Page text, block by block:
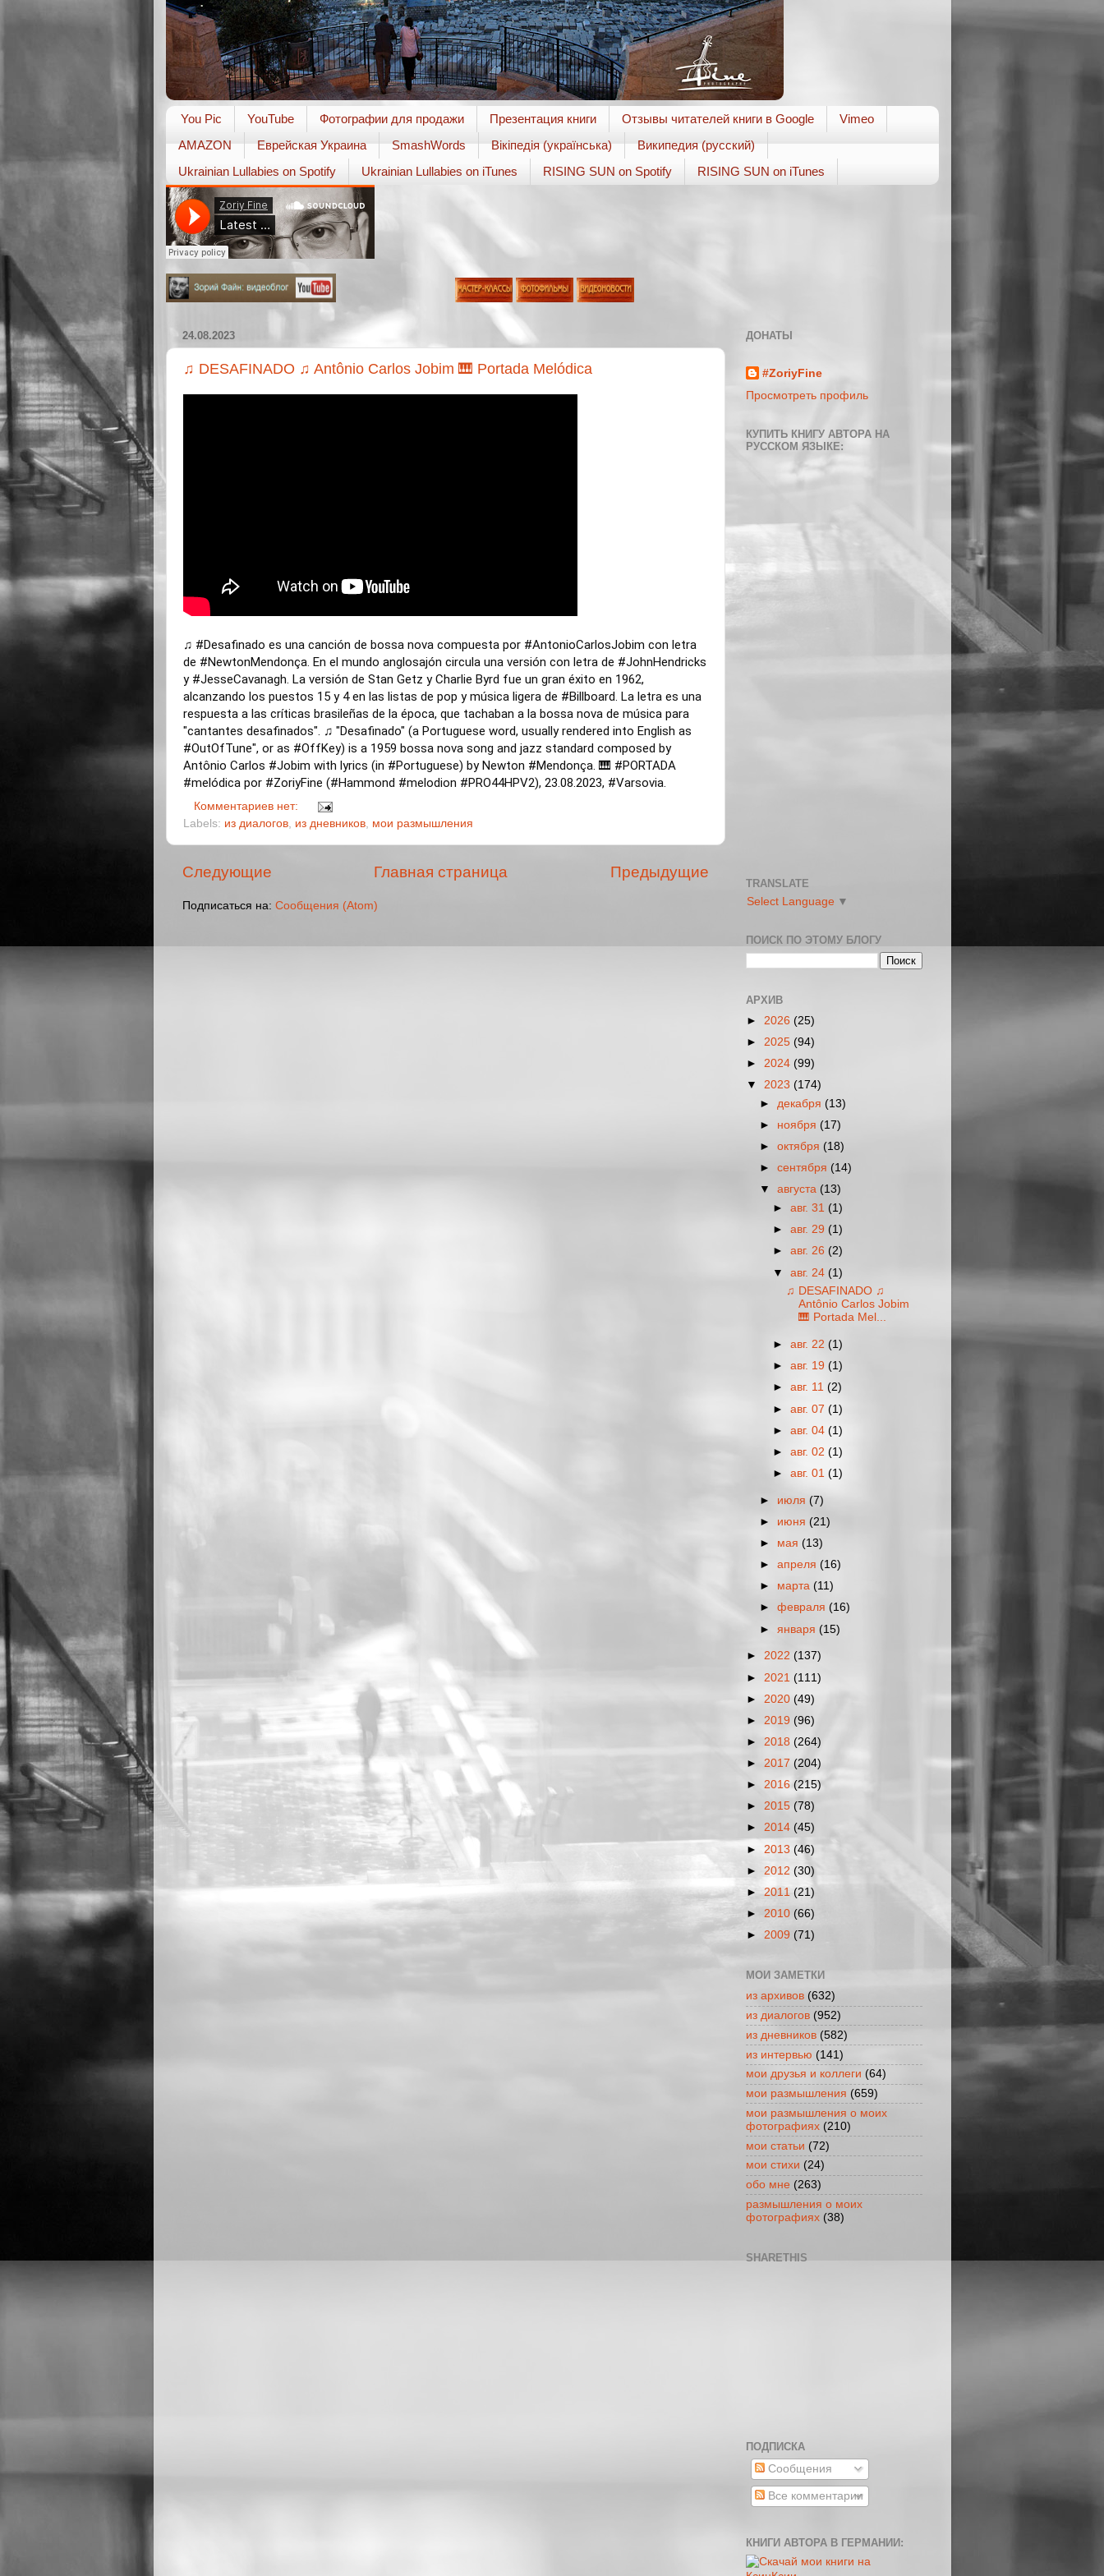
You Pic YouTube Фотографии для продажи Презентация книги Отзывы читателей книги в Google
Vimeo
AMAZON
Еврейская Украина SmashWords Вікіпедія (українська)
Википедия (русский)
Ukrainian Lullabies on Spotify
Ukrainian Lullabies on iTunes RISING SUN on Spotify RISING SUN on iTunes
24.08.2023
♫ DESAFINADO ♫ Antônio Carlos Jobim 🎹 Portada Melódica
♫ #Desafinado es una canción de bossa nova compuesta por #AntonioCarlosJobim con letra
de #NewtonMendonça. En el mundo anglosajón circula una versión con letra de #JohnHendricks
y #JesseCavanagh. La versión de Stan Getz y Charlie Byrd fue un gran éxito en 1962,
alcanzando los puestos 15 y 4 en las listas de pop y música ligera de #Billboard. La letra es una
respuesta a las críticas brasileñas de la época, que tachaban a la bossa nova de música para
"cantantes desafinados". ♫ "Desafinado" (a Portuguese word, usually rendered into English as
#OutOfTune", or as #OffKey) is a 1959 bossa nova song and jazz standard composed by
Antônio Carlos #Jobim with lyrics (in #Portuguese) by Newton #Mendonça. 🎹 #PORTADA
#melódicapor #ZoriyFine (#Hammond #melodion #PRO44HPV2), 23.08.2023, #Varsovia.
Комментариев нет:
Labels: из диалогов, из дневников, мои размышления
Следующие Предыдущие
Главная страница
Подписаться на: Сообщения (Atom)
ДОНАТЫ
#ZoriyFine
Просмотреть профиль
КУПИТЬ КНИГУ АВТОРА НА
РУССКОМ ЯЗЫКЕ:
TRANSLATE
Select Language ▼
ПОИСК ПО ЭТОМУ БЛОГУ
АРХИВ
► 2026 (25)
► 2025 (94)
► 2024 (99)
▼ 2023 (174)
► декабря (13)
► ноября (17)
► октября (18)
► сентября (14)
▼ августа (13)
► авг. 31 (1)
► авг. 29 (1)
► авг. 26 (2)
▼ авг. 24 (1)
♫ DESAFINADO ♫
Antônio Carlos Jobim
🎹 Portada Mel...
► авг. 22 (1)
► авг. 19 (1)
► авг. 11 (2)
► авг. 07 (1)
► авг. 04 (1)
► авг. 02 (1)
► авг. 01 (1)
► июля (7)
► июня (21)
► мая (13)
► апреля (16)
► марта (11)
► февраля (16)
► января (15)
► 2022 (137)
► 2021 (111)
► 2020 (49)
► 2019 (96)
► 2018 (264)
► 2017 (204)
► 2016 (215)
► 2015 (78)
► 2014 (45)
► 2013 (46)
► 2012 (30)
► 2011 (21)
► 2010 (66)
► 2009 (71)
МОИ ЗАМЕТКИ
из архивов (632)
из диалогов (952)
из дневников (582)
из интервью (141)
мои друзья и коллеги (64)
мои размышления (659)
мои размышления о моих
фотографиях (210)
мои статьи (72)
мои стихи (24)
обо мне (263)
размышления о моих
фотографиях (38)
SHARETHIS
ПОДПИСКА
Сообщения
Все комментарии
КНИГИ АВТОРА В ГЕРМАНИИ: